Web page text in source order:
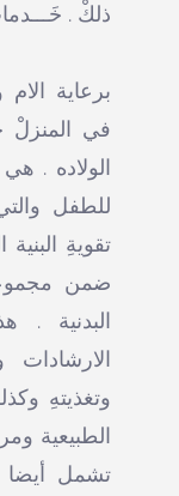
ذلكْ .
برعاية
في المنزلْ
الولاده .
تقويةِ
ضمن
البدنية .
الارشادات
وتغذيتهِ
الطبيعية
تشمل أيضا